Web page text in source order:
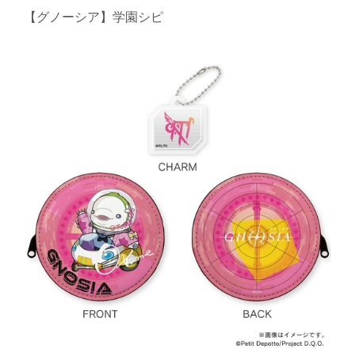
【グノーシア】学園シピ